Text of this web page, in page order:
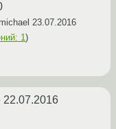
23.07.2016
1)
22.07.2016